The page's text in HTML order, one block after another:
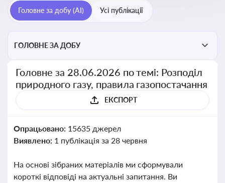
Головне за добу (AI) Усі публікації
ГОЛОВНЕ ЗА ДОБУ
Головне за 28.06.2026 по темі: Розподіл
природного газу, правила газопостачання
ЕКСПОРТ
Опрацьовано: 15635 джерел
Виявлено: 1 публікація за 28 червня
На основі зібраних матеріалів ми сформували
короткі відповіді на актуальні запитання. Ви